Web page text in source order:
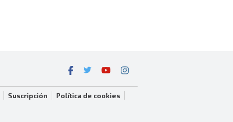
Suscripción
Política de cookies